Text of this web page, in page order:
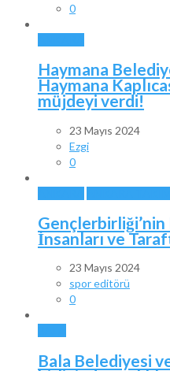
0
Haymana
Haymana
müjdeyi verdi!
23 Mayıs 2024
Ezgi
0
Gençlerbirliği’nin
İnsanları ve
23 Mayıs 2024
spor editörü
0
Bala Belediyesi